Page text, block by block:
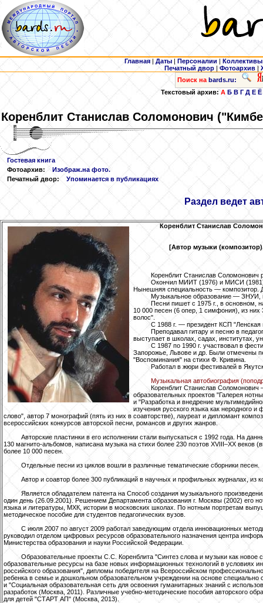
Главная | Даты | Персоналии | Коллективы
Печатный двор |Фотоархив |
Поиск на bards.ru:
Текстовый архив:А Б В Г Д Е Ё
КоренблитСтанислав Соломонович
Гостевая книга
Фотоархив:
Изображ.на фото.
Печатный двор:
Упоминается в публикациях
Раздел ведет
КоренблитСтанислав
[Автор музыки
Коренблит Станислав Соломонович
Окончил МИИТ (1976) и МИСИ (1981).
Нынешняя специальность — композитор.
Музыкальное образование — ЗНУИ,
Песни пишет с 1975 г., в основном,
10 000 песен (6 опер, 1 симфония), из
волос".
С 1988 г. — президент КСП "Ленская
Преподавал гитару и песню в
выступает в школах, садах, институтах,
С 1987 по 1990 г. участвовал в
Запорожье, Львове и др. Были отмечены
"Воспоминания" на стихи Ф. Кривина.
Работал в жюри фестивалей в
Музыкальная автобиография
Коренблит Станислав Соломонович
образовательных проектов "Галерея
и "Разработка и внедрение
изучения русского языка как неродного
слово", автор 7 монографий (пять из них в соавторстве), лауреат и дипломант
всероссийских конкурсов авторской песни, романсов и других жанров.
Авторские пластинки в его исполнении стали выпускаться с 1992 года. На
130 магнито-альбомов, написана музыка на стихи более 230 поэтов XVIII–XX
более 10 000 песен.
Отдельные песни из циклов вошли в различные тематические сборники песен.
Автор и соавтор более 300 публикаций в научных и профильных журналах, из
Является обладателем патента на Способ создания музыкального
один день (26.09.2001). Решением Департамента образования г. Москвы (2002) его
языка и литературы, МХК, истории в московских школах. По нотным портретам
методическое пособие для студентов педагогических вузов.
С июля 2007 по август 2009 работал заведующим отдела инновационных
руководил отделом цифровых ресурсов образовательного назначения центра
Министерства образования и науки Российской Федерации.
Образовательные проекты С.С. Коренблита "Синтез слова и музыки как
образовательные ресурсы на базе новых информационных технологий в условиях
российского образования", дипломы победителя на Всероссийском
ребенка в семье и дошкольном образовательном учреждении на основе
и "Социальная образовательная сеть для освоения гуманитарных знаний с
разработок (Москва, 2011). Различные учебно-методические пособия авторского
для детей "СТАРТ АП" (Москва, 2013).